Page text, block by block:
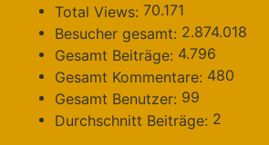
Total Views: 70.171
Besucher gesamt: 2.874.018
Gesamt Beiträge: 4.796
Gesamt Kommentare: 480
Gesamt Benutzer: 99
Durchschnitt Beiträge: 2